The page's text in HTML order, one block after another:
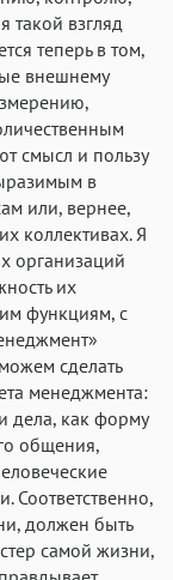
такой взгляд
теперь в том,
внешнему
смысл и пользу
в
или, вернее,
коллективах. Я
организаций
их
функциям, с
сделать
менеджмента:
дела, как форму
общения,
должен быть
самой жизни,